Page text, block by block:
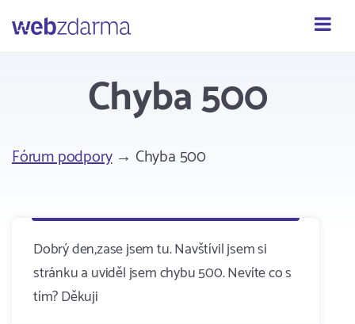
Webzdarma
Chyba 500
Fórum podpory→ Chyba 500
Dobrý den,zase jsem tu. Navštívil jsem si
stránku a uviděl jsem chybu 500. Nevíte co s
tím? Děkuji